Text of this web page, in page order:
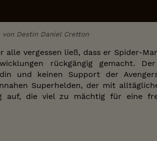
Destin Daniel Cretton
alle vergessen ließ, dass er Spider-
rückgängig gemacht.
und keinen Support der
Superhelden, der mit
auf, die viel zu mächtig für eine